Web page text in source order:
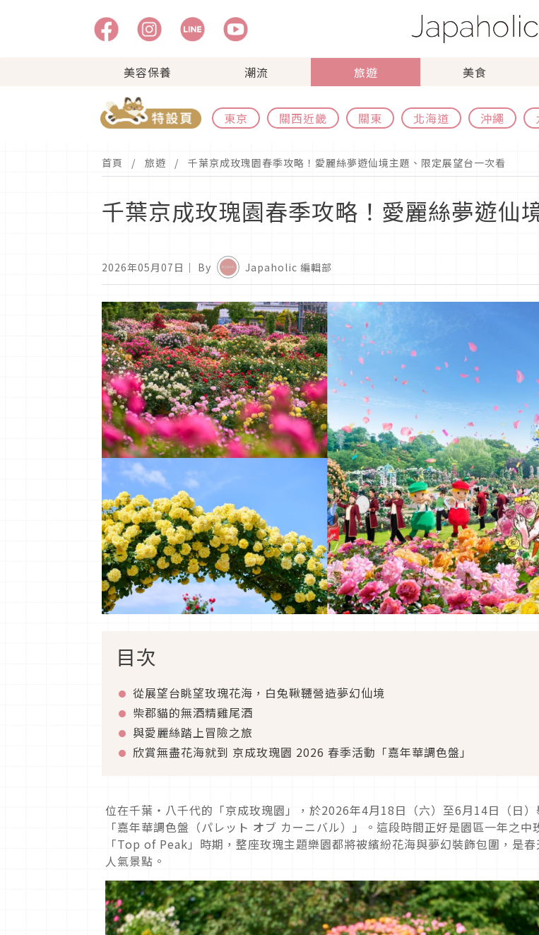
美容保養 潮流 旅遊 美食
東京 關西近畿 關東 北海道 沖繩
首頁 旅遊 千葉京成玫瑰園春季攻略！愛麗絲夢遊仙境主題、限定展望台一次看
千葉京成玫瑰園春季攻略！愛麗絲夢遊仙
2026年05月07日 ｜ By Japaholic 編輯部
目次
從展望台眺望玫瑰花海，白兔鞦韆營造夢幻仙境
柴郡貓的無酒精雞尾酒
與愛麗絲踏上冒險之旅
欣賞無盡花海就到 京成玫瑰園 2026 春季活動「嘉年華調色盤」
位在千葉・八千代的「京成玫瑰園」，於2026年4月18日（六）至6月14日（日
「嘉年華調色盤（パレット オブ カーニバル）」。這段時間正好是園區一年之中
「Top of Peak」時期，整座玫瑰主題樂園都將被繽紛花海與夢幻裝飾包圍，是
人氣景點。